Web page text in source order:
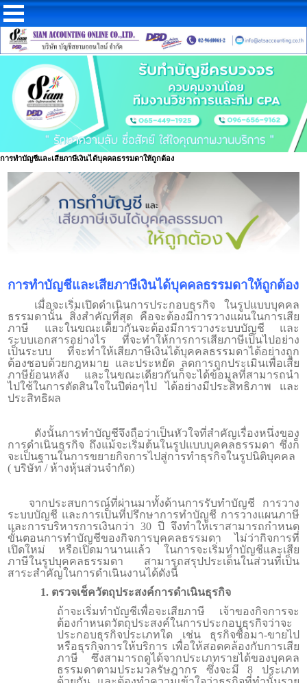
การทำบัญชีและเสียภาษีเงินได้บุคคลธรรมดาให้ถูกต้อง
การทำบัญชีและเสียภาษีเงินได้บุคคลธรรมดาให้ถูกต้อง
เมื่อจะเริ่มเปิดดำเนินการประกอบธุรกิจ ในรูปแบบบุคคล
ธรรมดานั้น สิ่งสำคัญที่สุด คือจะต้องมีการวางแผนในการเสีย
ภาษี และในขณะเดียวกันจะต้องมีการวางระบบบัญชี และ
ระบบเอกสารอย่างไร ที่จะทำให้การการเสียภาษีเป็นไปอย่าง
เป็นระบบ ที่จะทำให้เสียภาษีเงินได้บุคคลธรรมดาได้อย่างถูก
ต้องชอบด้วยกฎหมาย และประหยัด ลดการถูกประเมินเพื่อเสีย
ภาษีย้อนหลัง และในขณะเดียวกันก็จะได้ข้อมูลที่สามารถนำ
ไปใช้ในการตัดสินใจในปีต่อๆไป ได้อย่างมีประสิทธิภาพ และ
ประสิทธิผล
ดังนั้นการทำบัญชีจึงถือว่าเป็นหัวใจที่สำคัญเรื่องหนึ่งของ
การดำเนินธุรกิจ ถึงแม้จะเริ่มต้นในรูปแบบบุคคลธรรมดา ซึ่งก็
จะเป็นฐานในการขยายกิจการไปสู่การทำธุรกิจในรูปนิติบุคคล
( บริษัท / ห้างหุ้นส่วนจำกัด)
จากประสบการณ์ที่ผ่านมาทั้งด้านการรับทำบัญชี การวาง
ระบบบัญชี และการเป็นที่ปรึกษาการทำบัญชี การวางแผนภาษี
และการบริหารการเงินกว่า 30 ปี จึงทำให้เราสามารถกำหนด
ขั้นตอนการทำบัญชีของกิจการบุคคลธรรมดา ไม่ว่ากิจการที่
เปิดใหม่ หรือเปิดมานานแล้ว ในการจะเริ่มทำบัญชีและเสีย
ภาษีในรูปบุคคลธรรมดา สามารถสรุปประเด็นในส่วนที่เป็น
สาระสำคัญในการดำเนินงานได้ดังนี้
1. ตรวจเช็ควัตถุประสงค์การดำเนินธุรกิจ
ถ้าจะเริ่มทำบัญชีเพื่อจะเสียภาษี เจ้าของกิจการจะ
ต้องกำหนดวัตถุประสงค์ในการประกอบธุรกิจว่าจะ
ประกอบธุรกิจประเภทใด เช่น ธุรกิจซื้อมา-ขายไป
หรือธุรกิจการให้บริการ เพื่อให้สอดคล้องกับการเสีย
ภาษี ซึ่งสามารถดูได้จากประเภทรายได้ของบุคคล
ธรรมดาตามประมวลรัษฎากร ซึ่งจะมี 8 ประเภท